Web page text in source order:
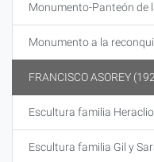
Monumento-Panteón de
Monumento a la
FRANCISCO ASOREY
Escultura familia
Escultura familia Gil y